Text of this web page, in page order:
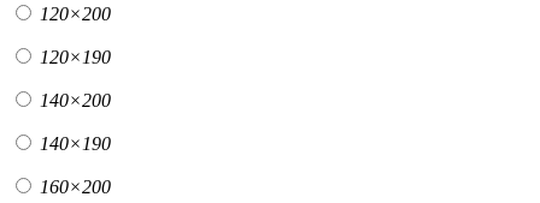
120×200
120×190
140×200
140×190
160×200